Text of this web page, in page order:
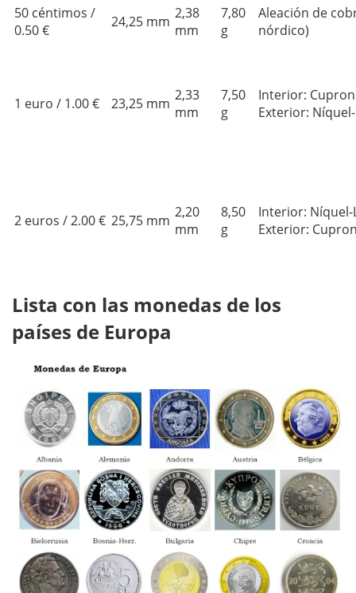
50 céntimos /
0.50 €
24,25 mm 2,38
mm
7,80
g
Aleación de
nórdico)
1 euro / 1.00 € 23,25 mm 2,33
mm
7,50
g
Interior:
Exterior:
2 euros / 2.00 € 25,75 mm 2,20
mm
8,50
g
Interior:
Exterior:
Lista con las monedas de los
países de Europa